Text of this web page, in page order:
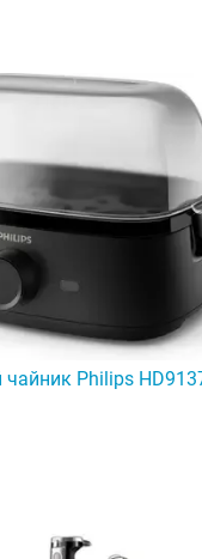
плавноблагодаря
Philips